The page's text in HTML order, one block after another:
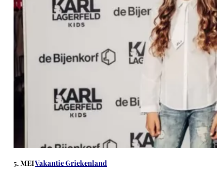
5. MEIVakantie Griekenland